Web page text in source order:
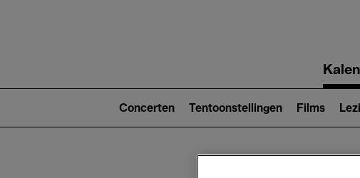
navigation
2)
Concerten Tentoonstellingen Films